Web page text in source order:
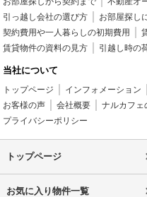
引っ越し会社の選び方
お部屋探し
契約費用や一人暮らしの初期費用
賃貸物件の資料の見方
引越し時の
当社について
トップページ インフォメーション
お客様の声
会社概要 ナルカフェ
プライバシーポリシー
トップページ
お気に入り物件一覧